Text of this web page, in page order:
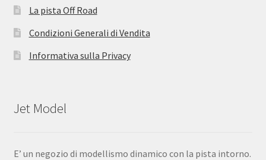
La pista Off Road
Condizioni Generali di Vendita
Informativa sulla Privacy
Jet Model
E’ un negozio di modellismo dinamico con la pista intorno.